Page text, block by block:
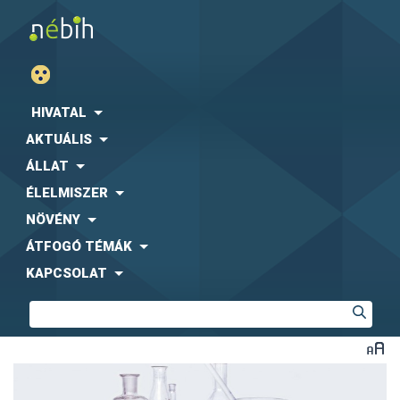
HIVATAL
AKTUÁLIS
ÁLLAT
ÉLELMISZER
NÖVÉNY
ÁTFOGÓ TÉMÁK
KAPCSOLAT